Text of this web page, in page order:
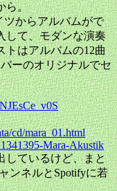
ら。
からアルバムがで
して、モダンな演奏
トはアルバムの12曲
ーのオリジナルでセ
cd/mara_01.html
Mara-Akustik
しているけど、まと
ンネルとSpotifyに若